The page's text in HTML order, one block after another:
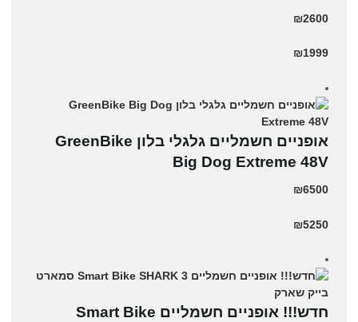
₪2600
₪1999
אופניים חשמליים גלגלי בלון GreenBike
Big Dog Extreme 48V
₪6500
₪5250
חדש!!! אופניים חשמליים Smart Bike